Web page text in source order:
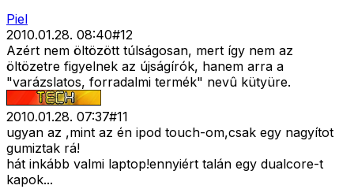
Piel
2010.01.28. 08:40#12
Azért nem öltözött túlságosan, mert így nem az
öltözetre figyelnek az újságírók, hanem arra a
"varázslatos, forradalmi termék" nevû kütyüre.
2010.01.28. 07:37#11
ugyan az ,mint az én ipod touch-om,csak egy nagyítot
gumiztak rá!
hát inkább valmi laptop!ennyiért talán egy dualcore-t
kapok...